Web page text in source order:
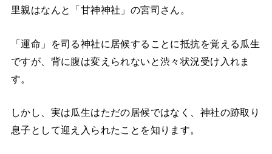
里親はなんと「甘神神社」の宮司さん。
「運命」を司る神社に居候することに抵抗を覚える瓜生
ですが、背に腹は変えられないと渋々状況受け入れま
す。
しかし、実は瓜生はただの居候ではなく、神社の跡取り
息子として迎え入られたことを知ります。